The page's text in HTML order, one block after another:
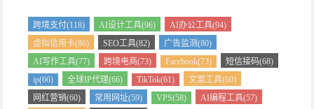
跨境支付(118) AI设计工具(96)
AI办公工具(94)
虚拟信用卡(86)
SEO工具(82)
广告监测(80)
AI写作工具(77)
跨境电商(73) Facebook(73)
短信接码(68)
ip(66)
全球IP代理(66) TikTok(61)
文案工具(60)
网红营销(60)
常用网址(59) VPS(58)
AI编程工具(57)